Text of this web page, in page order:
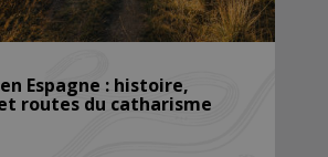
Espagne : histoire,
routes du catharisme